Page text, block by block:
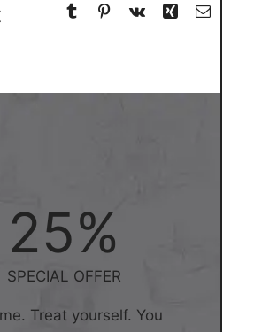
25%
SPECIAL OFFER
Treat yourself. You